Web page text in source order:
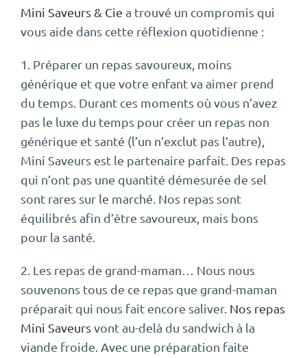
Mini Saveurs & Cie a trouvé un compromis qui
vous aide dans cette réflexion quotidienne :
1. Préparer un repas savoureux, moins
générique et que votre enfant va aimer prend
du temps. Durant ces moments où vous n’avez
pas le luxe du temps pour créer un repas non
générique et santé (l’un n’exclut pas l’autre),
Mini Saveurs est le partenaire parfait. Des repas
qui n’ont pas une quantité démesurée de sel
sont rares sur le marché. Nos repas sont
équilibrés afin d’être savoureux, mais bons
pour la santé.
2. Les repas de grand-maman… Nous nous
souvenons tous de ce repas que grand-maman
préparait qui nous fait encore saliver. Nos repas
Mini Saveursvont au-delà du sandwich à la
viande froide. Avec une préparation faite